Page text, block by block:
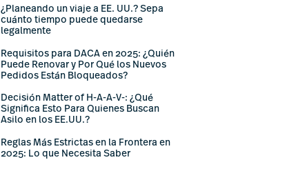
¿Planeando un viaje a EE. UU.? Sepa
cuánto tiempo puede quedarse
legalmente
Requisitos para DACA en 2025: ¿Quién
Puede Renovar y Por Qué los Nuevos
Pedidos Están Bloqueados?
Decisión Matter of H-A-A-V-: ¿Qué
Significa Esto Para Quienes Buscan
Asilo en los EE.UU.?
Reglas Más Estrictas en la Frontera en
2025: Lo que Necesita Saber